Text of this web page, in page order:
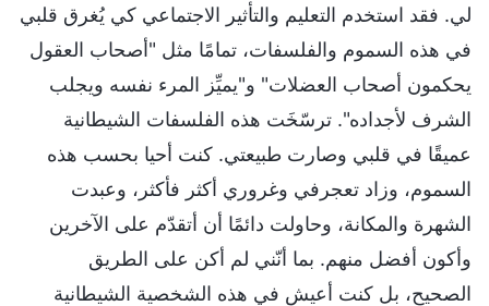
لي. فقد استخدم التعليم والتأثير الاجتماعي كي يُغرق قلبي
في هذه السموم والفلسفات، تمامًا مثل "أصحاب العقول
يحكمون أصحاب العضلات" و"يميِّز المرء نفسه ويجلب
الشرف لأجداده". ترسّخَت هذه الفلسفات الشيطانية
عميقًا في قلبي وصارت طبيعتي. كنت أحيا بحسب هذه
السموم، وزاد تعجرفي وغروري أكثر فأكثر، وعبدت
الشهرة والمكانة، وحاولت دائمًا أن أتقدّم على الآخرين
وأكون أفضل منهم. بما أنّني لم أكن على الطريق
الصحيح، بل كنت أعيش في هذه الشخصية الشيطانية